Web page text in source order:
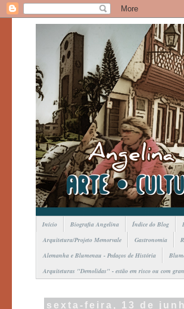
Início Biografia Angelina Índice do Blog
Arquitetura/Projeto Memorvale
Gastronomia
Alemanha e Blumenau - Pedaços de História
Arquiteturas "Demolidas" - estão em risco ou com
sexta-feira, 13 de